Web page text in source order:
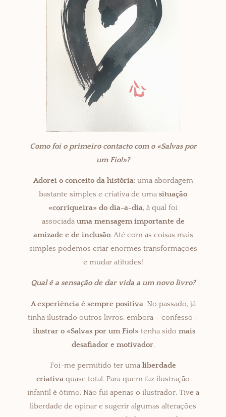
Como foi o primeiro contacto com o «Salvas por
um Fio!»?
Adorei o conceito da história: uma abordagem
bastante simples e criativa de uma situação
«corriqueira» do dia-a-dia, à qual foi
associada uma mensagem importante de
amizade e de inclusão. Até com as coisas mais
simples podemos criar enormes transformações
e mudar atitudes!
Qual é a sensação de dar vida a um novo livro?
A experiência é sempre positiva. No passado, já
tinha ilustrado outros livros, embora – confesso –
ilustrar o «Salvas por um Fio!» tenha sido mais
desafiador e motivador.
Foi-me permitido ter uma liberdade
criativa quase total. Para quem faz ilustração
infantil é ótimo. Não fui apenas o ilustrador. Tive a
liberdade de opinar e sugerir algumas alterações